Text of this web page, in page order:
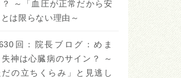
～「血圧が正常だから安
は限らない理由～
回：院長ブログ：めま
神は心臓病のサイン？ ～
だの立ちくらみ」と見逃し